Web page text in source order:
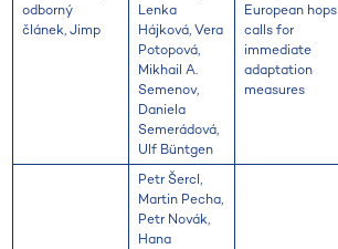
odborný
článek, Jimp
Lenka
Hájková, Vera
Potopová,
Mikhail A.
Semenov,
Daniela
Semerádová,
Ulf Büntgen
European hops
calls for
immediate
adaptation
measures
Petr Šercl,
Martin Pecha,
Petr Novák,
Hana